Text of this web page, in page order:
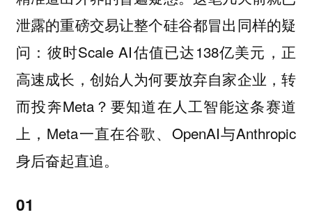
泄露的重磅交易让整个硅谷都冒出同样的疑
问：彼时Scale AI估值已达138亿美元，正
高速成长，创始人为何要放弃自家企业，转
而投奔Meta？要知道在人工智能这条赛道
上，Meta一直在谷歌、OpenAI与Anthropic
身后奋起直追。
01